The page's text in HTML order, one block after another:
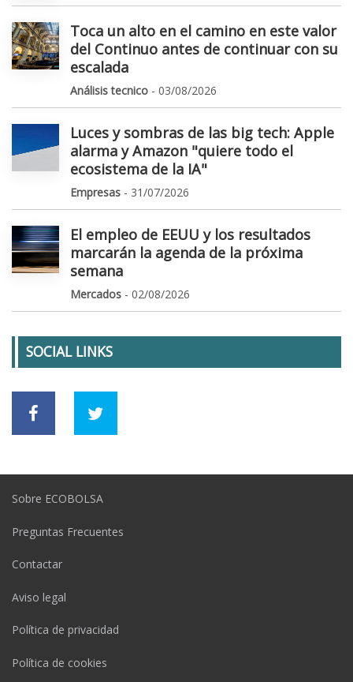
Toca un alto en el camino en este valor
del Continuo antes de continuar con su
escalada
Análisis tecnico - 03/08/2026
Luces y sombras de las big tech: Apple
alarma y Amazon "quiere todo el
ecosistema de la IA"
Empresas - 31/07/2026
El empleo de EEUU y los resultados
marcarán la agenda de la próxima
semana
Mercados - 02/08/2026
SOCIAL LINKS
Sobre ECOBOLSA
Preguntas Frecuentes
Contactar
Aviso legal
Política de privacidad
Política de cookies